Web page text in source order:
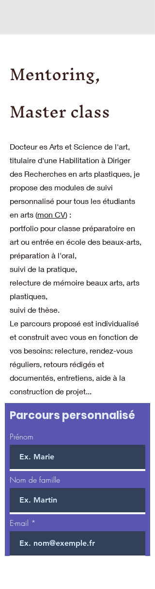
Mentoring,
Master class
Docteur es Arts et Science de l'art,
titulaire d'une Habilitation à Diriger
des Recherches en arts plastiques, je
propose des modules de suivi
personnalisé pour tous les étudiants
en arts (mon CV) :
portfolio pour classe préparatoire en
art ou entrée en école des beaux-arts,
préparation à l'oral,
suivi de la pratique,
relecture de mémoire beaux arts, arts
plastiques,
suivi de thèse.
Le parcours proposé est individualisé
et construit avec vous en fonction de
vos besoins: relecture, rendez-vous
réguliers, retours rédigés et
documentés, entretiens, aide à la
construction de projet...
Parcours personnalisé
Prénom
Nom de famille
E-mail